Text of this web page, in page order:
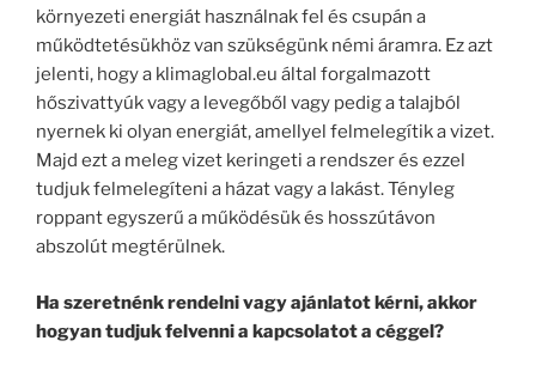
környezeti energiát használnak fel és csupán a
működtetésükhöz van szükségünk némi áramra. Ez azt
jelenti, hogy a klimaglobal.eu által forgalmazott
hőszivattyúk vagy a levegőből vagy pedig a talajból
nyernek ki olyan energiát, amellyel felmelegítik a vizet.
Majd ezt a meleg vizet keringeti a rendszer és ezzel
tudjuk felmelegíteni a házat vagy a lakást. Tényleg
roppant egyszerű a működésük és hosszútávon
abszolút megtérülnek.
Ha szeretnénk rendelni vagy ajánlatot kérni, akkor
hogyan tudjuk felvenni a kapcsolatot a céggel?